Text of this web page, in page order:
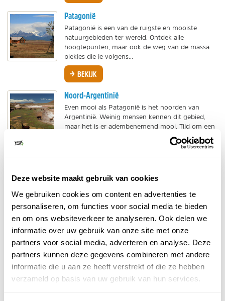
Deze website maakt gebruik van cookies
We gebruiken cookies om content en advertenties te
personaliseren, om functies voor social media te bieden
en om ons websiteverkeer te analyseren. Ook delen we
informatie over uw gebruik van onze site met onze
partners voor social media, adverteren en analyse. Deze
partners kunnen deze gegevens combineren met andere
informatie die u aan ze heeft verstrekt of die ze hebben
verzameld op basis van uw gebruik van hun services.
Patagonië
Patagonië is een van de ruigste en mooiste
natuurgebieden ter wereld. Ontdek alle
hoogtepunten, maar ook de weg van de massa
plekjes die je volgens...
BEKIJK
Noord-Argentinië
Even mooi als Patagonië is het noorden van
Argentinië. Weinig mensen kennen dit gebied,
maar het is er adembenemend mooi. Tijd om een
Torres del Paine
en de Zuidpool, noordelijk bevinden zich de
beroemde Torres del Paine. Een fantastische stop
voor...
BEKIJK
Talampaya en Ischigualasto
In het centraal westelijke deel van Argentinië
bevindt zich een merkwaardig maanlandschap